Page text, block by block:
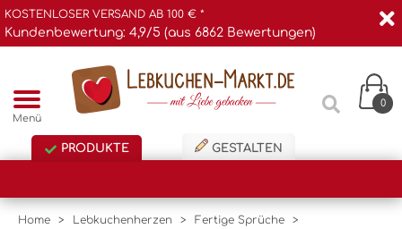
KOSTENLOSER VERSAND AB 100 € *
Kundenbewertung: 4,9/5 (aus 6862 Bewertungen)
Menü
0
PRODUKTE GESTALTEN
Home > Lebkuchenherzen > Fertige Sprüche
>